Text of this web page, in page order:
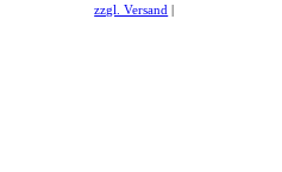
zzgl. Versand